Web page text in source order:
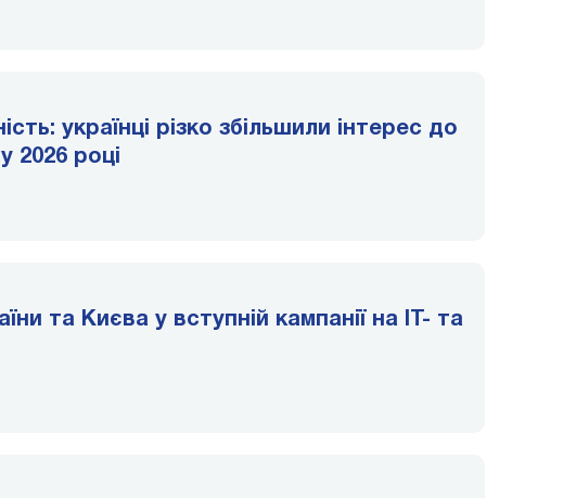
українці різко збільшили інтерес до
2026 році
та Києва у вступній кампанії на ІТ- та